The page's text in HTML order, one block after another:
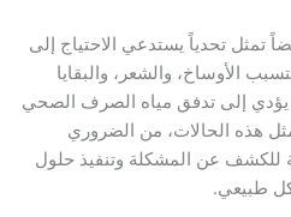
تمثل تحدياً يستدعي الاحتياج إلى
الأوساخ، والشعر، والبقايا
يؤدي إلى تدفق مياه الصرف الصحي
هذه الحالات، من الضروري
عن المشكلة وتنفيذ حلول
طبيعي.